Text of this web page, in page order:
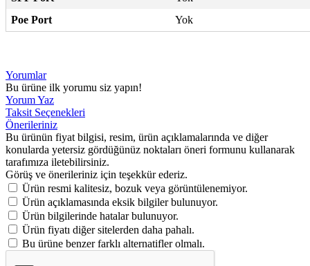
Poe Port
Yok
Yorumlar
Bu ürüne ilk yorumu siz yapın!
Yorum Yaz
Taksit Seçenekleri
Önerileriniz
Bu ürünün fiyat bilgisi, resim, ürün açıklamalarında ve diğer
konularda yetersiz gördüğünüz noktaları öneri formunu kullanarak
tarafımıza iletebilirsiniz.
Görüş ve önerileriniz için teşekkür ederiz.
Ürün resmi kalitesiz, bozuk veya görüntülenemiyor.
Ürün açıklamasında eksik bilgiler bulunuyor.
Ürün bilgilerinde hatalar bulunuyor.
Ürün fiyatı diğer sitelerden daha pahalı.
Bu ürüne benzer farklı alternatifler olmalı.